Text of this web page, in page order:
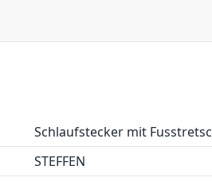
Schlaufstecker mit
STEFFEN